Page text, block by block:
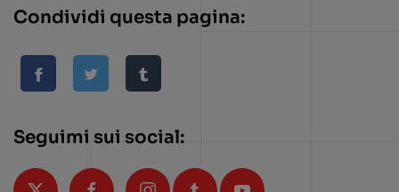
Condividi questa pagina:
Seguimi sui social: